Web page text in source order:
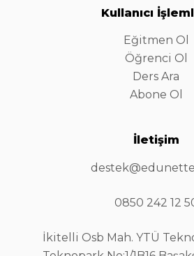
Kullanıcı
Eğitmen Ol
Öğrenci Ol
Ders Ara
Abone Ol
İletişim
0850 242 12
İkitelli Osb Mah. YTÜ